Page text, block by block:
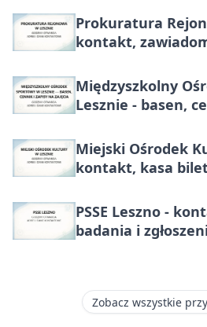
Prokuratura
kontakt,
Międzyszkolny
Lesznie - basen,
Miejski Ośrodek
kontakt, kasa
PSSE Leszno -
badania i
Zobacz wszystkie